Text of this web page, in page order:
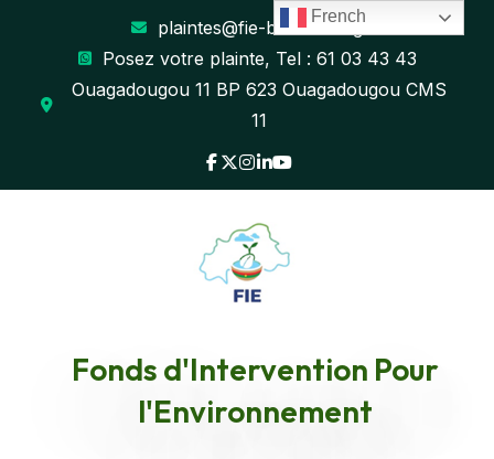
plaintes@fie-burkina.org
Posez votre plainte, Tel : 61 03 43 43
Ouagadougou 11 BP 623 Ouagadougou CMS
11
Fonds d'Intervention Pour
l'Environnement
RECRUTEMENT D’UN
COMPTABLE DEDIE AU
French